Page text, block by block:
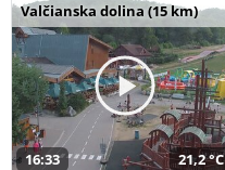
Valčianska dolina (15 km)
16:33 21,2 °C